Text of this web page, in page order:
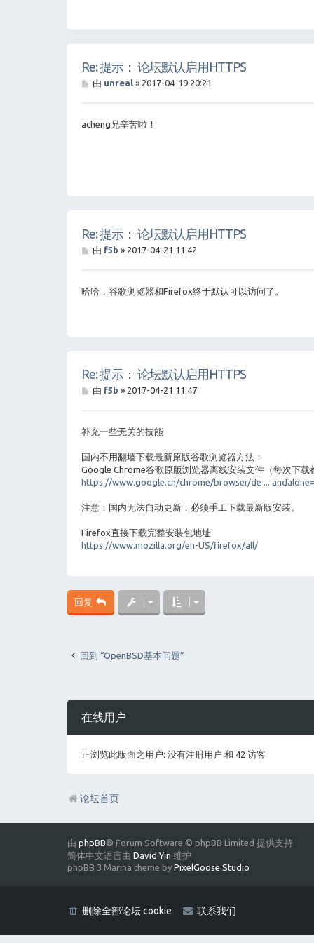
Re: 提示： 论坛默认启用HTTPS
帖
由 unreal» 2017-04-19 20:21
acheng兄辛苦啦！
Re: 提示： 论坛默认启用HTTPS
帖
由 f5b » 2017-04-21 11:42
哈哈，谷歌浏览器和Firefox终于默认可以访问了。
Re: 提示： 论坛默认启用HTTPS
帖
由 f5b » 2017-04-21 11:47
补充一些无关的技能
国内不用翻墙下载最新原版谷歌浏览器方法：
Google Chrome谷歌原版浏览器离线安装文件（每次下载
https://www.google.cn/chrome/browser/de ...
注意：国内无法自动更新，必须手工下载最新版安装。
Firefox直接下载完整安装包地址
https://www.mozilla.org/en-US/firefox/all/
回复
回到 “OpenBSD基本问题”
在线用户
正浏览此版面之用户: 没有注册用户 和 42 访客
论坛首页
由 phpBB® Forum Software © phpBB Limited 提供支持
简体中文语言由 David Yin 维护
phpBB 3 Marina theme by PixelGoose Studio
删除全部论坛 cookie 联系我们